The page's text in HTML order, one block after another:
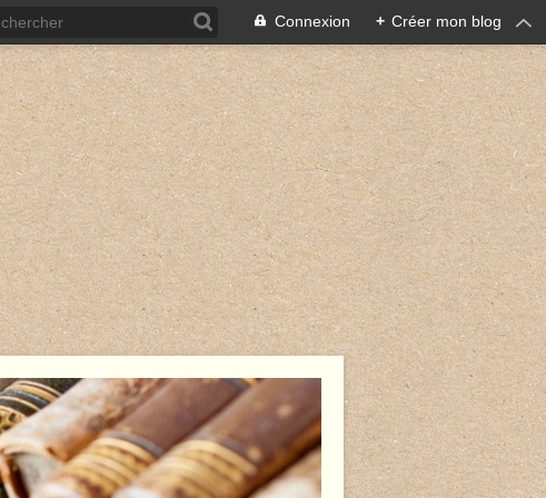
Connexion + Créer mon blog